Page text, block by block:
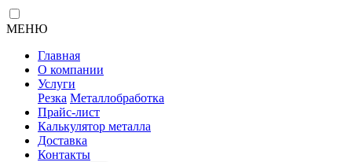
МЕНЮ
Главная
О компании
Услуги
Резка Металлобработка
Прайс-лист
Калькулятор металла
Доставка
Контакты